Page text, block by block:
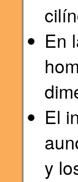
En
El
y